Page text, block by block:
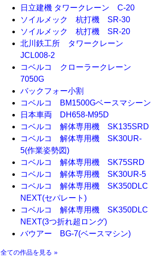
日立建機 タワークレーン C-20
ソイルメック 杭打機 SR-30
ソイルメック 杭打機 SR-20
北川鉄工所 タワークレーン
JCL008-2
コベルコ クローラークレーン
7050G
バックフォー小割
コベルコ BM1500Gベースマシーン
日本車両 DH658-M95D
コベルコ 解体専用機 SK135SRD
コベルコ 解体専用機 SK30UR-
5(作業姿勢図)
コベルコ 解体専用機 SK75SRD
コベルコ 解体専用機 SK30UR-5
コベルコ 解体専用機 SK350DLC
NEXT(セパレート)
コベルコ 解体専用機 SK350DLC
NEXT(3つ折れ超ロング)
バウアー BG-7(ベースマシン)
全ての作品を見る »